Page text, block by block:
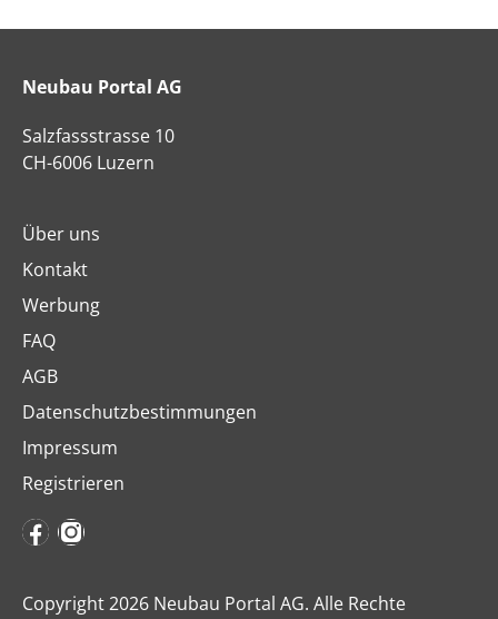
Neubau Portal AG
Salzfassstrasse 10
CH-6006 Luzern
Über uns
Kontakt
Werbung
FAQ
AGB
Datenschutzbestimmungen
Impressum
Registrieren
Copyright 2026 Neubau Portal AG. Alle Rechte